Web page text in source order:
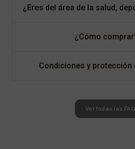
¿Eres del área de la salud,
¿Cómo
Condiciones y protección
Ver todas las FAQ